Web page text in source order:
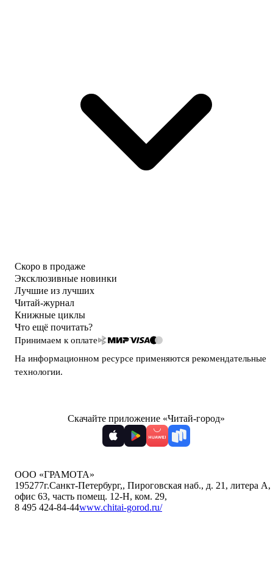
Скоро в продаже
Эксклюзивные новинки
Лучшие из лучших
Читай-журнал
Книжные циклы
Что ещё почитать?
Принимаем к оплате
На информационном ресурсе применяются рекомендательные
технологии.
Скачайте приложение «Читай-город»
ООО «ГРАМОТА»
195277г.Санкт-Петербург,, Пироговская наб., д. 21, литера А,
офис 63, часть помещ. 12-Н, ком. 29,
8 495 424-84-44www.chitai-gorod.ru/